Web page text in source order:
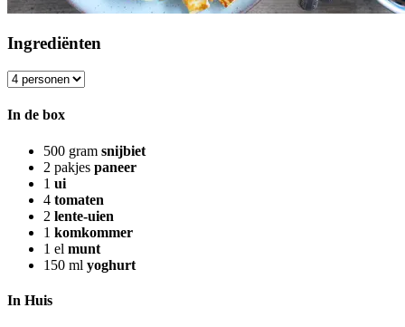
Ingrediënten
In de box
500 gram snijbiet
2 pakjes paneer
1 ui
4 tomaten
2 lente-uien
1 komkommer
1 el munt
150 ml yoghurt
In Huis